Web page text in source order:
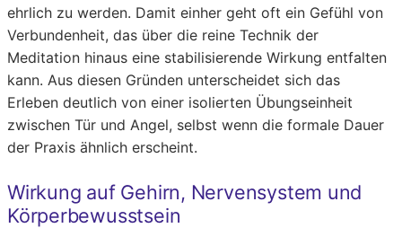
ehrlich zu werden. Damit einher geht oft ein Gefühl von
Verbundenheit, das über die reine Technik der
Meditation hinaus eine stabilisierende Wirkung entfalten
kann. Aus diesen Gründen unterscheidet sich das
Erleben deutlich von einer isolierten Übungseinheit
zwischen Tür und Angel, selbst wenn die formale Dauer
der Praxis ähnlich erscheint.
Wirkung auf Gehirn, Nervensystem und
Körperbewusstsein